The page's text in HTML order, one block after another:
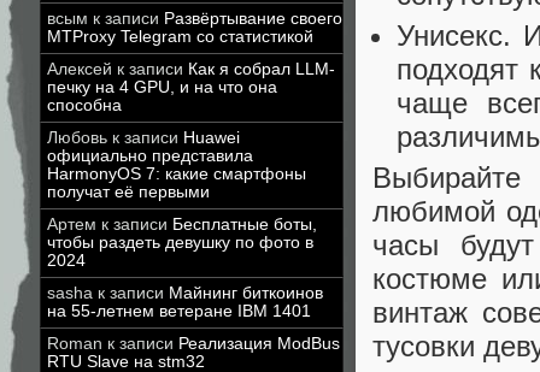
всым к записи Развёртывание своего
MTProxy Telegram со статистикой
Алексей к записи Как я собрал LLM-
печку на 4 GPU, и на что она
способна
Любовь к записи Huawei
официально представила
HarmonyOS 7: какие смартфоны
получат её первыми
Артем к записи Бесплатные боты,
чтобы раздеть девушку по фото в
2024
sasha к записи Майнинг биткоинов
на 55-летнем ветеране IBM 1401
Roman к записи Реализация ModBus
RTU Slave на stm32
Унисекс.
чаще
любимой
часы
костюме
винтаж
тусовки